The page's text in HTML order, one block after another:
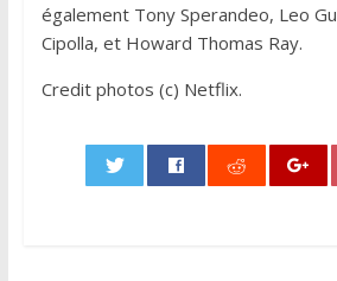
également Tony Sperandeo, Leo
Cipolla, et Howard Thomas Ray.
Credit photos (c) Netflix.